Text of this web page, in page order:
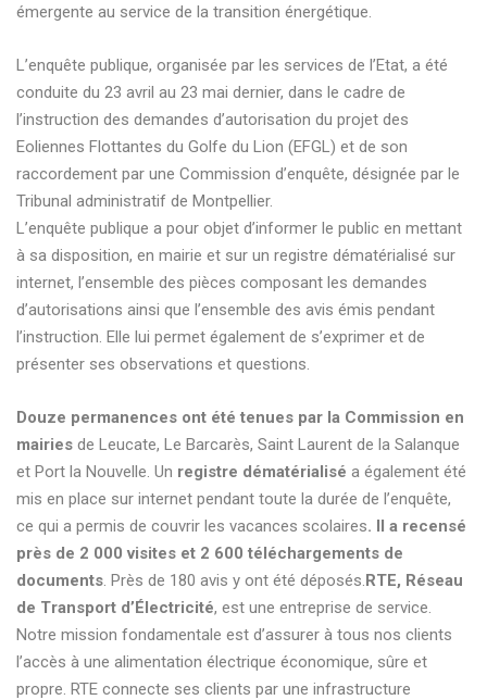
émergente au service de la transition énergétique.
L’enquête publique, organisée par les services de l’Etat, a été
conduite du 23 avril au 23 mai dernier, dans le cadre de
l’instruction des demandes d’autorisation du projet des
Eoliennes Flottantes du Golfe du Lion (EFGL) et de son
raccordement par une Commission d’enquête, désignée par le
Tribunal administratif de Montpellier.
L’enquête publique a pour objet d’informer le public en mettant
à sa disposition, en mairie et sur un registre dématérialisé sur
internet, l’ensemble des pièces composant les demandes
d’autorisations ainsi que l’ensemble des avis émis pendant
l’instruction. Elle lui permet également de s’exprimer et de
présenter ses observations et questions.
Douze permanences ont été tenues par la Commission en
mairies de Leucate, Le Barcarès, Saint Laurent de la Salanque
et Port la Nouvelle. Un registre dématérialisé a également été
mis en place sur internet pendant toute la durée de l’enquête,
ce qui a permis de couvrir les vacances scolaires. Il a recensé
près de 2 000 visites et 2 600 téléchargements de
documents. Près de 180 avis y ont été déposés.RTE, Réseau
de Transport d’Électricité, est une entreprise de service.
Notre mission fondamentale est d’assurer à tous nos clients
l’accès à une alimentation électrique économique, sûre et
propre. RTE connecte ses clients par une infrastructure